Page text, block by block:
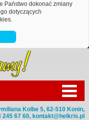
Państwo dokonać zmiany
dotyczących
Kolbe 5, 62-510 Konin,
245 67 60, kontakt@helkris.pl